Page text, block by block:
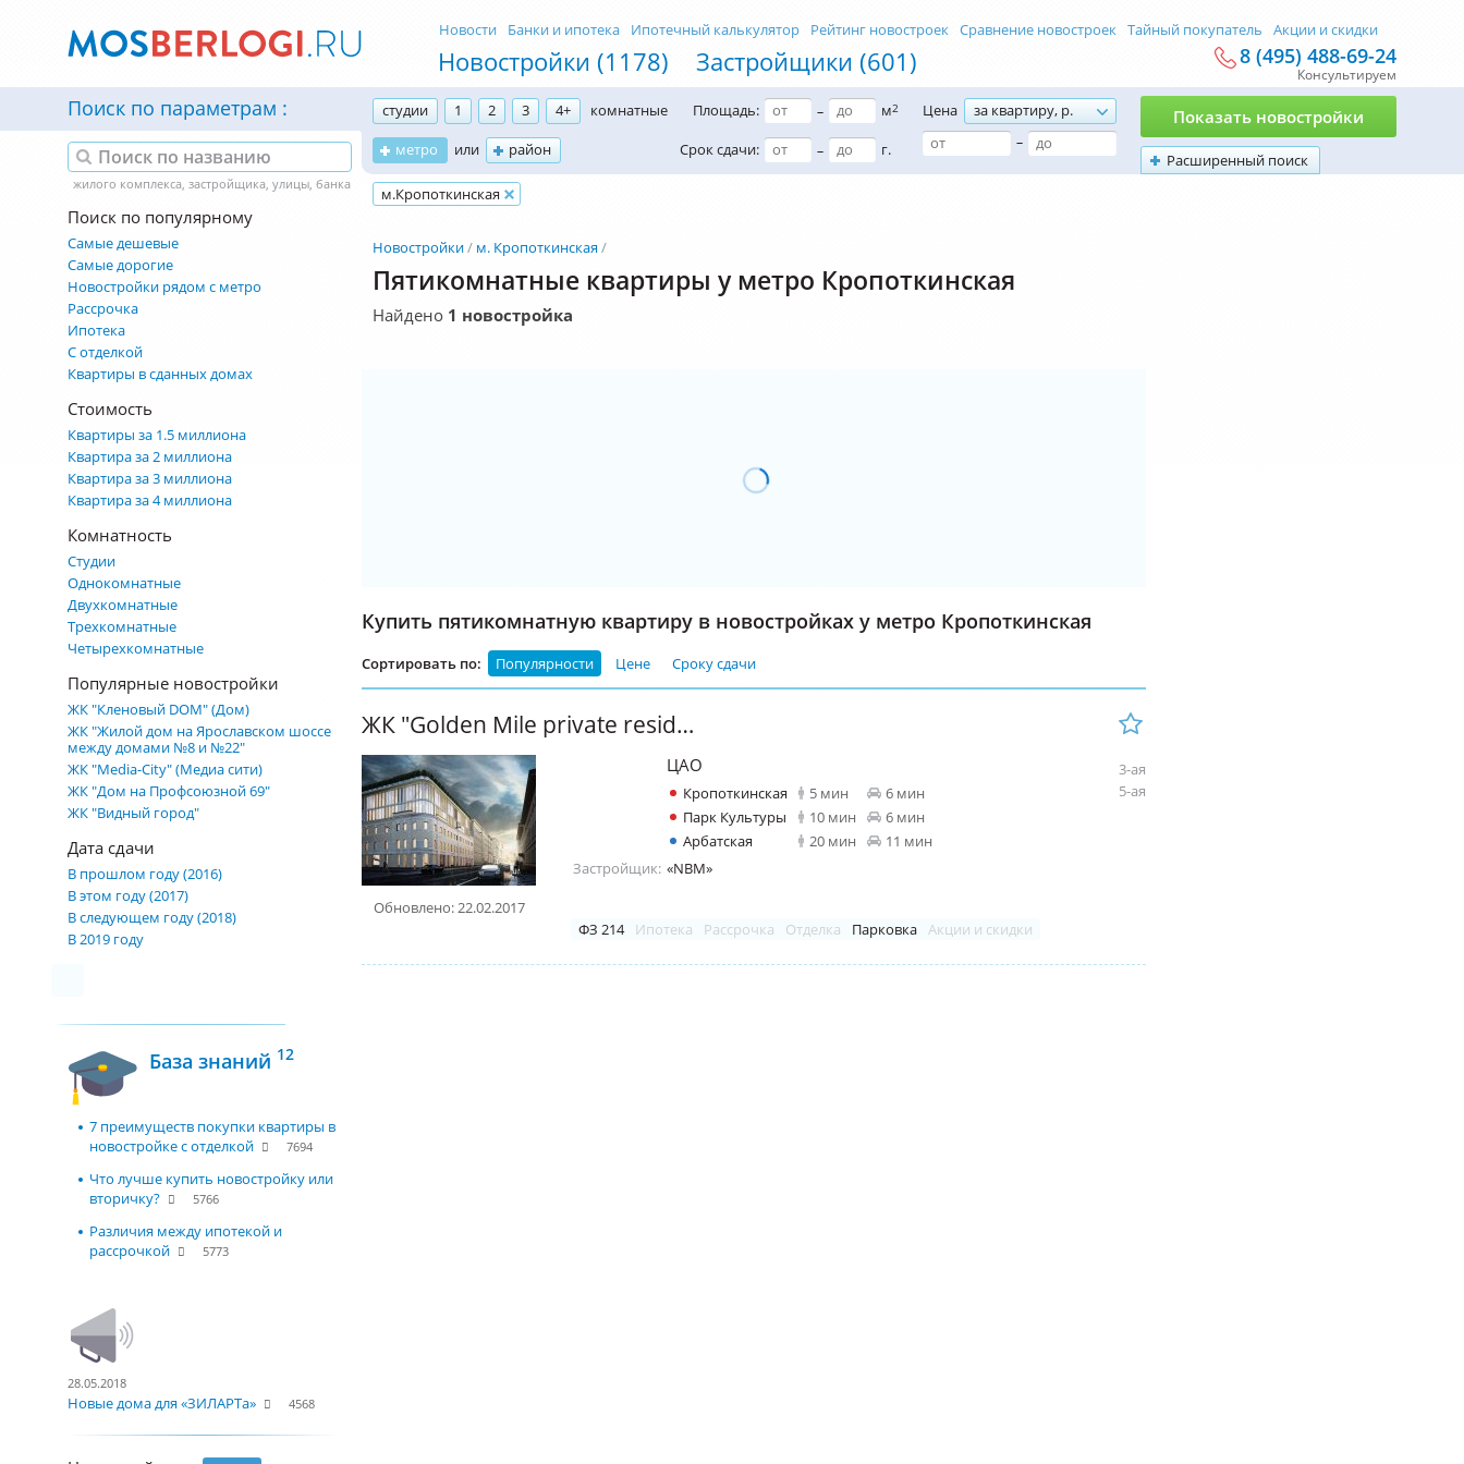
Новостройки (1178) Застройщики (601)
Новости Банки и ипотека Ипотечный калькулятор Рейтинг новостроек Сравнение новостроек Тайный покупатель Акции и скидки
8 (495) 488-69-24
Консультируем
Поиск по параметрам студии 1 2 3 4+
комнатные
метро
или район
Площадь: – м2
Срок сдачи: – г.
Цена
за квартиру, р.
–
Расширенный поиск
Показать новостройки
м.Кропоткинская
Поиск по популярному
Самые дешевые
Самые дорогие
Новостройки рядом с метро
Рассрочка
Ипотека
С отделкой
Квартиры в сданных домах
Стоимость
Квартиры за 1.5 миллиона
Квартира за 2 миллиона
Квартира за 3 миллиона
Квартира за 4 миллиона
Комнатность
Студии
Однокомнатные
Двухкомнатные
Трехкомнатные
Четырехкомнатные
Популярные новостройки
ЖК "Кленовый DOM" (Дом)
ЖК "Жилой дом на Ярославском шоссе
между домами №8 и №22"
ЖК "Media-City" (Медиа сити)
ЖК "Дом на Профсоюзной 69"
ЖК "Видный город"
Дата сдачи
В прошлом году (2016)
В этом году (2017)
В следующем году (2018)
В 2019 году
База знаний 12
7 преимуществ покупки квартиры в
новостройке с отделкой
7694
Что лучше купить новостройку или
вторичку?
5766
Различия между ипотекой и
рассрочкой
5773
28.05.2018
Новые дома для «ЗИЛАРТа» 4568
Новостройки м. Кропоткинская
Пятикомнатные квартиры у метро Кропоткинская
Найдено 1 новостройка
Купить пятикомнатную квартиру в новостройках у метро Кропоткинская
Сортировать по: Популярности Цене Сроку сдачи
ЖК "Golden Mile private residences"
Обновлено: 22.02.2017
3-ая
5-ая
ЦАО
Кропоткинская 5 мин
6 мин
Парк Культуры
10 мин
6 мин
Арбатская
20 мин
11 мин
Застройщик: «NBM»
ФЗ 214 Ипотека Рассрочка Отделка Парковка Акции и скидки